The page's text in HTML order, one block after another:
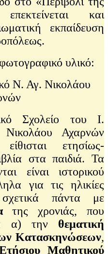
και
εκπαίδευση
υλικό:
Ν. Αγ. Νικολάου
Σχολείο του Ι.
Αχαρνών
ετησίως-
στα παιδιά. Τα
είναι ιστορικού
για τις ηλικίες
πάντα με
της χρονιάς, που
α) την θεματική
Κατασκηνώσεων,
Μαθητικού